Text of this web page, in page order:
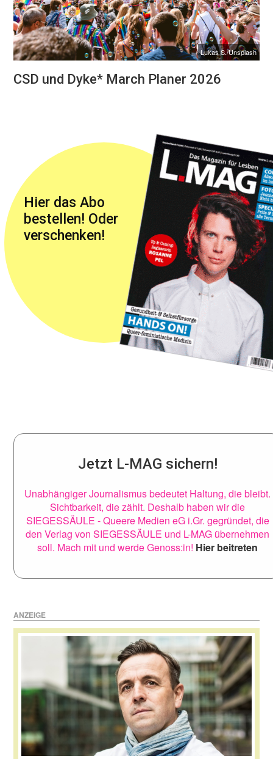
Lukas S./Unsplash
CSD und Dyke* March Planer 2026
Hier das Abo
bestellen! Oder
verschenken!
Jetzt L-MAG sichern!
Unabhängiger Journalismus bedeutet Haltung, die bleibt.
Sichtbarkeit, die zählt. Deshalb haben wir die
SIEGESSÄULE - Queere Medien eG i.Gr. gegründet, die
den Verlag von SIEGESSÄULE und L-MAG übernehmen
soll. Mach mit und werde Genoss:in! Hier beitreten
ANZEIGE